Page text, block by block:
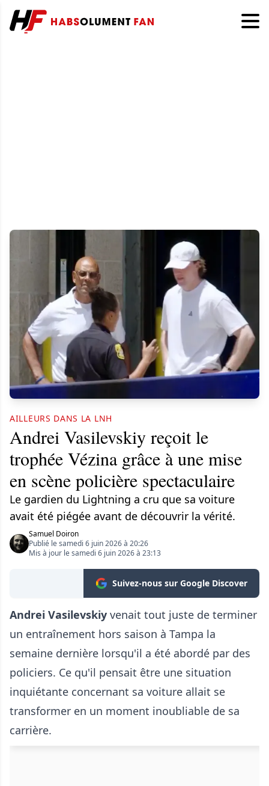
AILLEURS DANS LA LNH
Andrei Vasilevskiy reçoit le
trophée Vézina grâce à une mise
en scène policière spectaculaire
Le gardien du Lightning a cru que sa voiture
avait été piégée avant de découvrir la vérité.
Samuel Doiron
Publié le samedi 6 juin 2026 à 20:26
Mis à jour le samedi 6 juin 2026 à 23:13
Suivez-nous sur Google Discover
Andrei Vasilevskiy venait tout juste de terminer
un entraînement hors saison à Tampa la
semaine dernière lorsqu'il a été abordé par des
policiers. Ce qu'il pensait être une situation
inquiétante concernant sa voiture allait se
transformer en un moment inoubliable de sa
carrière.